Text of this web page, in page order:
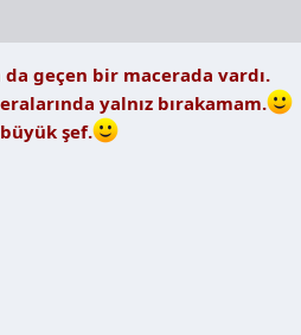
geçen bir macerada vardı.
yalnız bırakamam.
şef.